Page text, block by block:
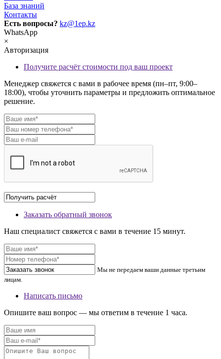
База знаний
Контакты
Есть вопросы? kz@1ep.kz
WhatsApp
×
Авторизация
Получите расчёт стоимости под ваш проект
Менеджер свяжется с вами в рабочее время (пн–пт, 9:00–
18:00), чтобы уточнить параметры и предложить оптимальное
решение.
Заказать обратный звонок
Наш специалист свяжется с вами в течение 15 минут.
Мы не передаем ваши данные третьим
лицам.
Написать письмо
Опишите ваш вопрос — мы ответим в течение 1 часа.